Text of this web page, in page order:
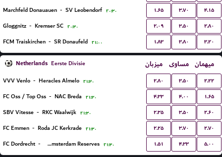
Marchfeld Donauauen - SV Leobendorf ۲۰:۳۰ ۱.۶۵ ۳.۷۰ ۴.۱۵
Gloggnitz - Kremser SC ۲۰:۳۰ ۲.۰۹ ۳.۵۰ ۲.۸۰
FCM Traiskirchen - SR Donaufeld ۲۱:۰۰ ۱.۸۳ ۳.۸۰ ۳.۲۰
Netherlands Eerste Divisie میزبان مساوی میهمان
VVV Venlo - Heracles Almelo ۲۱:۳۰ ۲.۸۰ ۳.۵۰ ۲.۲۲
FC Oss / Top Oss - NAC Breda ۲۱:۳۰ ۴.۳۳ ۴.۰۰ ۱.۶۵
SBV Vitesse - RKC Waalwijk ۲۱:۳۰ ۲.۳۵ ۳.۵۰ ۲.۶۰
FC Emmen - Roda JC Kerkrade ۲۱:۳۰ ۲.۲۵ ۳.۷۰ ۲.۷۰
FC Dordrecht - Ajax Amsterdam Reserves ۲۱:۳۰ ۱.۵۱ ۴.۳۳ ۵.۰۰